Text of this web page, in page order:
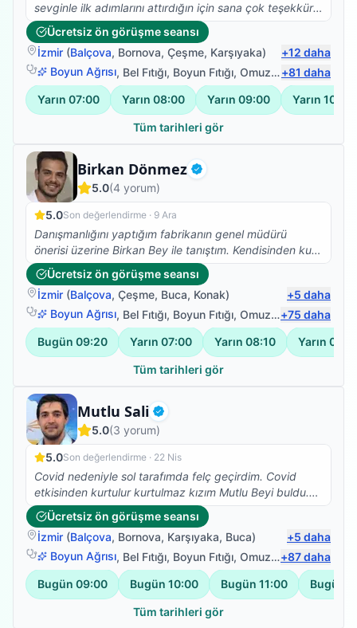
sevginle ilk adımlarını attırdığın için sana çok teşekkür
ederiz. Yolun açık olsun...
Ücretsiz ön görüşme seansı
İzmir (Balçova, Bornova, Çeşme, Karşıyaka) +12 daha
Boyun Ağrısı, Bel Fıtığı, Boyun Fıtığı, Omuz Bağ Yaralanması +81 daha
Yarın 07:00 Yarın 08:00 Yarın 09:00 Yarın 10:00
Tüm tarihleri gör
Birkan Dönmez Doğrulanmış
Fizyoterapist
5.0(4 yorum)
5.0Son değerlendirme · 9 Ara
Danışmanlığını yaptığım fabrikanın genel müdürü
önerisi üzerine Birkan Bey ile tanıştım. Kendisinden kuru
iğne tedavisi aldım ve ilk seansta bile ağrılarımı hafifletti
işinde tecrübeli ve gönül rahatlığı ile herkese tavsiye
edebilirim.
Ücretsiz ön görüşme seansı
İzmir (Balçova, Çeşme, Buca, Konak) +5 daha
Boyun Ağrısı, Bel Fıtığı, Boyun Fıtığı, Omuz Bağ Yaralanması +75 daha
Bugün 09:20 Yarın 07:00 Yarın 08:10 Yarın
Tüm tarihleri gör
Mutlu Sali Doğrulanmış
Fizyoterapist
5.0(3 yorum)
5.0Son değerlendirme · 22 Nis
Covid nedeniyle sol tarafımda felç geçirdim. Covid
etkisinden kurtulur kurtulmaz kızım Mutlu Beyi buldu.
Iyi ki de bulmuş, çok ilgili , bilgili , hastasına özen
gösteren , beyefendi ,şahane bir insan. Kızım her yerde
anlatıyor ve öneriyor. Tanışmaktan ve birlikte çalışıyor
olmaktan cok memnunum. Sadece denge sorunum
kaldı ancak bacağım ve kolum işler halde. Saygılar
kendisine
Ücretsiz ön görüşme seansı
İzmir (Balçova, Bornova, Karşıyaka, Buca) +5 daha
Boyun Ağrısı, Bel Fıtığı, Boyun Fıtığı, Omuz Bağ Yaralanması +87daha
Bugün 09:00 Bugün 10:00 Bugün 11:00 Bugün
Tüm tarihleri gör